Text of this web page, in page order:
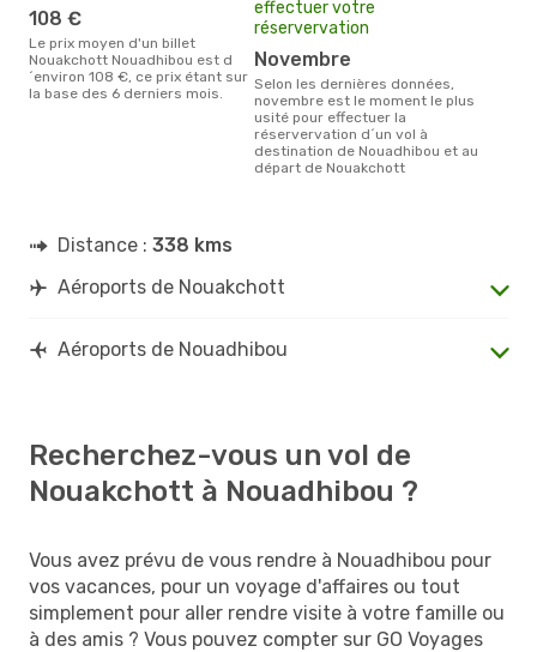
108 €
Le prix moyen d'un billet
Nouakchott Nouadhibou est d
´environ 108 €, ce prix étant sur
la base des 6 derniers mois.
effectuer votre
réservervation
novembre
Selon les dernières données,
novembre est le moment le plus
usité pour effectuer la
réservervation d´un vol à
destination de Nouadhibou et au
départ de Nouakchott
Distance : 338 kms
Aéroports de Nouakchott
Aéroports de Nouadhibou
Recherchez-vous un vol de
Nouakchott à Nouadhibou ?
Vous avez prévu de vous rendre à Nouadhibou pour
vos vacances, pour un voyage d'affaires ou tout
simplement pour aller rendre visite à votre famille ou
à des amis ? Vous pouvez compter sur GO Voyages